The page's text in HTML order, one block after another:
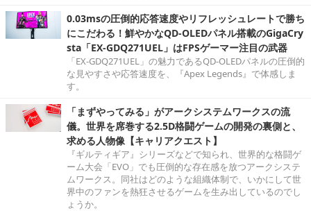
0.03msの圧倒的応答速度やリフレッシュレートで勝ち
にこだわる！鮮やかなQD-OLEDパネル搭載のGigaCry
sta「EX-GDQ271UEL」はFPSゲーマー注目の武器
「EX-GDQ271UEL」の魅力であるQD-OLEDパネルの圧倒的
な見やすさや応答速度を、『Apex Legends』で体感しま
す。
「まずやってみる」がアークシステムワークスの流
儀。世界を席巻する2.5D格闘ゲームの開発の裏側と、
求める人物像【キャリアクエスト】
『ギルティギア』シリーズなどで知られ、世界的な格闘ゲ
ーム大会「EVO」でも圧倒的な存在感を放つアークシステ
ムワークス。同社はどのような組織体制で、いかにして世
界中のファンを熱狂させるゲームを生み出しているのでし
ょうか。